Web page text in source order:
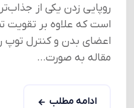
روپایی زدن یکی از
است که علاوه بر تقویت
اعضای بدن و کنترل توپ
مقاله به صورت...
ادامه مطلب